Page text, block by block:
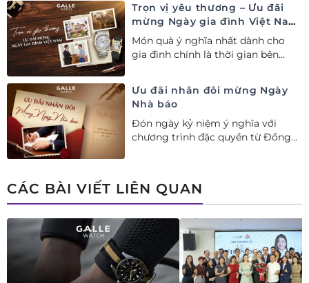
Trọn vị yêu thương – Ưu đãi
mừng Ngày gia đình Việt Nam
28/06
Món quà ý nghĩa nhất dành cho
gia đình chính là thời gian bên
Gia đình Việt Nam.
Ưu đãi nhân đôi mừng Ngày
Nhà báo
Đón ngày kỷ niệm ý nghĩa với
chương trình đặc quyền từ Đồng
CÁC BÀI VIẾT LIÊN QUAN